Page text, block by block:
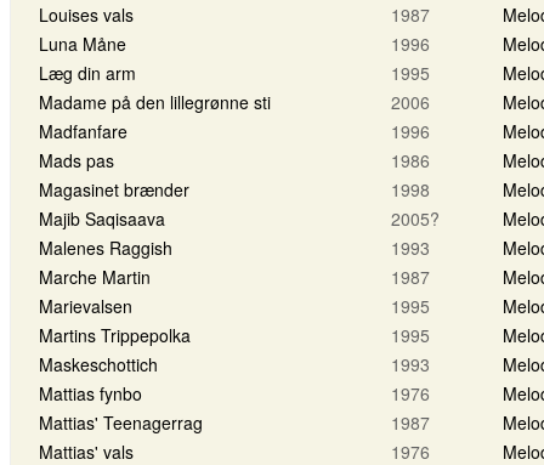
Louises vals
1987
Luna Måne
1996
Læg din arm
1995
Madame på den lillegrønne sti
2006
Madfanfare
1996
Mads pas
1986
Magasinet brænder
1998
Majib Saqisaava
2005?
Malenes Raggish
1993
Marche Martin
1987
Marievalsen
1995
Martins Trippepolka
1995
Maskeschottich
1993
Mattias fynbo
1976
Mattias' Teenagerrag
1987
Mattias' vals
1976